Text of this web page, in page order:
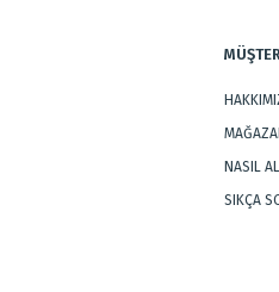
NASIL
SIKÇA